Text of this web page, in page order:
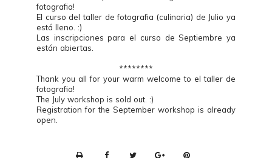
fotografia!
El curso del taller de fotografia (culinaria) de Julio ya
está lleno. :)
Las inscripciones para el curso de Septiembre ya
están abiertas.
********
Thank you all for your warm welcome to el taller de
fotografia!
The July workshop is sold out. :)
Registration for the September workshop is already
open.